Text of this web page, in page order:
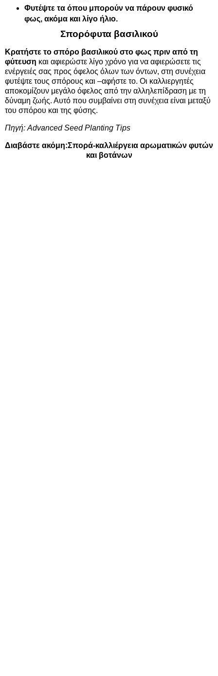
Φυτέψτετα όπου μπορούν να πάρουν φυσικό
φως, ακόμα και λίγο ήλιο.
Σπορόφυτα βασιλικού
Κρατήστε το σπόρο βασιλικού στο φως πριν από τη
φύτευση και αφιερώστε λίγο χρόνο για να αφιερώσετε τις
ενέργειές σας προς όφελος όλων των όντων, στη συνέχεια
φυτέψτε τους σπόρους και –αφήστε το. Οι καλλιεργητές
αποκομίζουν μεγάλο όφελος από την αλληλεπίδραση με τη
δύναμη ζωής. Αυτό που συμβαίνει στη συνέχεια είναι μεταξύ
του σπόρου και της φύσης.
Πηγή: Advanced Seed Planting Tips
Διαβάστε ακόμη:Σπορά-καλλιέργεια αρωματικών φυτών
και βοτάνων